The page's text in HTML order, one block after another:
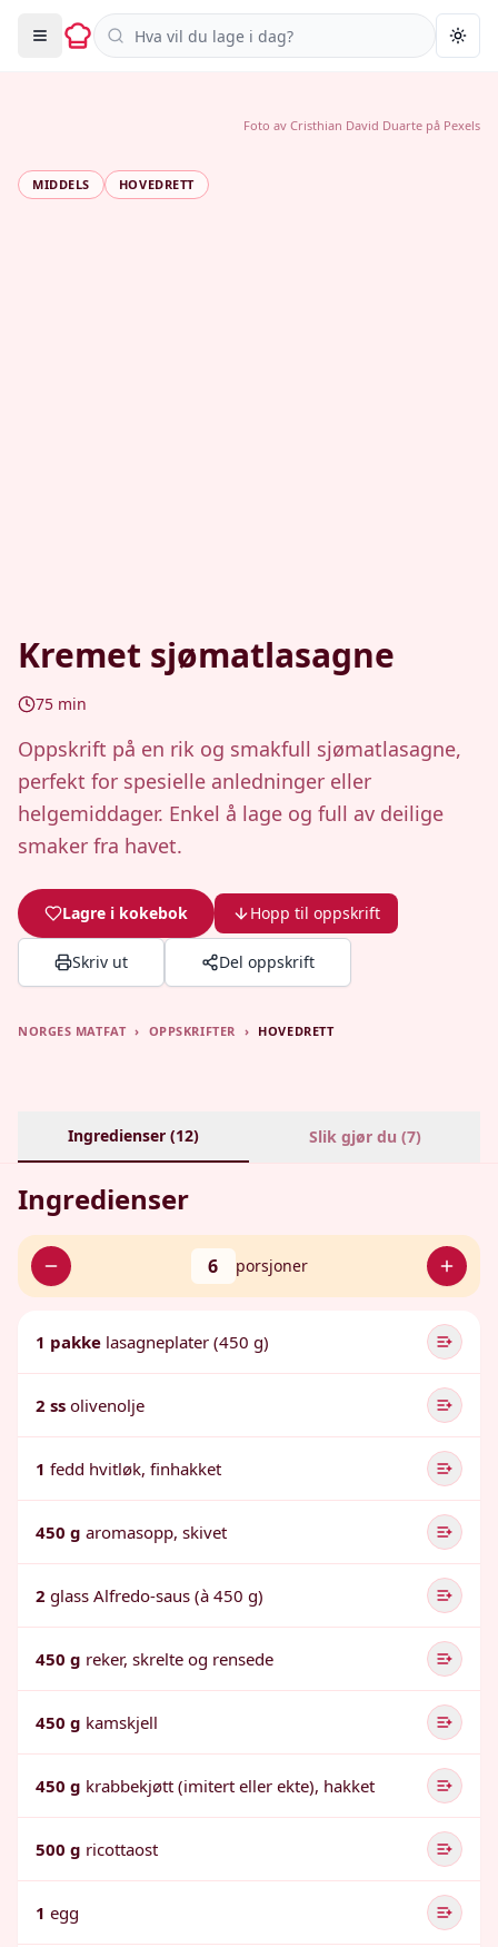
Søk i oppskrifter
MIDDELS HOVEDRETT
Kremet sjømatlasagne
75 min
Oppskrift på en rik og smakfull sjømatlasagne,
perfekt for spesielle anledninger eller
helgemiddager. Enkel å lage og full av deilige
smaker fra havet.
Lagre i kokebok Hopp til oppskrift
Skriv ut Del oppskrift
Foto av Cristhian David Duarte på Pexels
NORGES MATFAT › OPPSKRIFTER › HOVEDRETT
Ingredienser (12) Slik gjør du (7)
Ingredienser
6 porsjoner
1 pakke lasagneplater (450 g)
2 ss olivenolje
1 fedd hvitløk, finhakket
450 g aromasopp, skivet
2 glass Alfredo-saus (à 450 g)
450 g reker, skrelte og rensede
450 g kamskjell
450 g krabbekjøtt (imitert eller ekte), hakket
500 g ricottaost
1 egg